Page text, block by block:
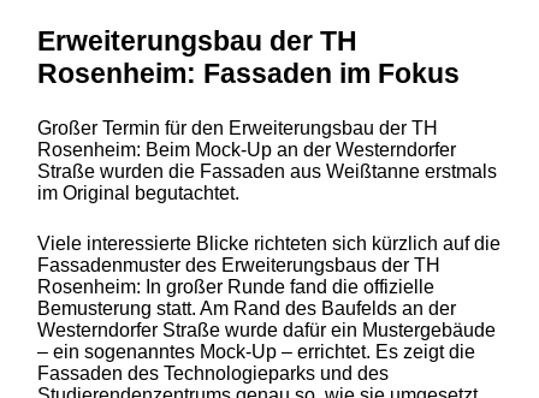
Erweiterungsbau der TH
Rosenheim: Fassaden im Fokus
Großer Termin für den Erweiterungsbau der TH
Rosenheim: Beim Mock-Up an der Westerndorfer
Straße wurden die Fassaden aus Weißtanne erstmals
im Original begutachtet.
Viele interessierte Blicke richteten sich kürzlich auf die
Fassadenmuster des Erweiterungsbaus der TH
Rosenheim: In großer Runde fand die offizielle
Bemusterung statt. Am Rand des Baufelds an der
Westerndorfer Straße wurde dafür ein Mustergebäude
– ein sogenanntes Mock-Up – errichtet. Es zeigt die
Fassaden des Technologieparks und des